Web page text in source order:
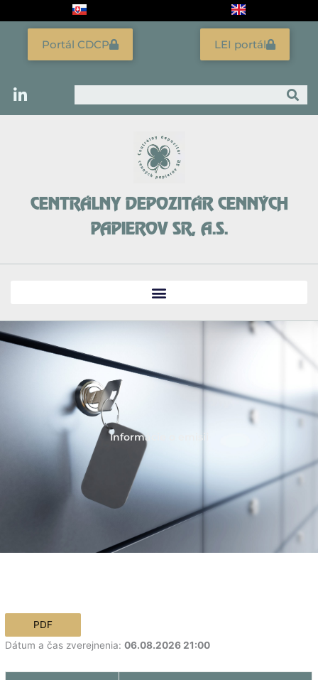
Vyhľadať
LEI portál
Portál CDCP
CENTRÁLNY DEPOZITÁR CENNÝCH
PAPIEROV SR, A.S.
Informácie o emisii
Dátum a čas zverejnenia:06.08.2026 21:00